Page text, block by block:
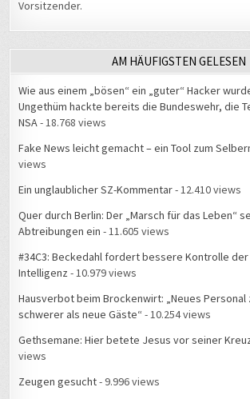
Vorsitzender.
AM HÄUFIGSTEN GELESEN
Wie aus einem „bösen“ ein „guter“ Hacker
Ungethüm hackte bereits die Bundeswehr, die
NSA- 18.768 views
Fake News leicht gemacht – ein Tool zum
views
Ein unglaublicher SZ-Kommentar- 12.410 views
Quer durch Berlin: Der „Marsch für das Leben“
Abtreibungen ein - 11.605 views
#34C3: Beckedahl fordert bessere Kontrolle
Intelligenz - 10.979 views
Hausverbot beim Brockenwirt: „Neues
schwerer als neue Gäste“ - 10.254 views
Gethsemane: Hier betete Jesus vor seiner
views
Zeugen gesucht- 9.996 views